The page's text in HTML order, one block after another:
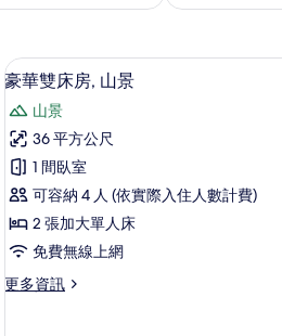
顯
示
豪
華
雙
床
房,
景
迷你吧、
8
豪華雙床房, 山景
山景
36 平方公尺
1 間臥室
可容納 4 人 (依實際入住人數計費)
2 張加大單人床
免費無線上網
更多資訊
更